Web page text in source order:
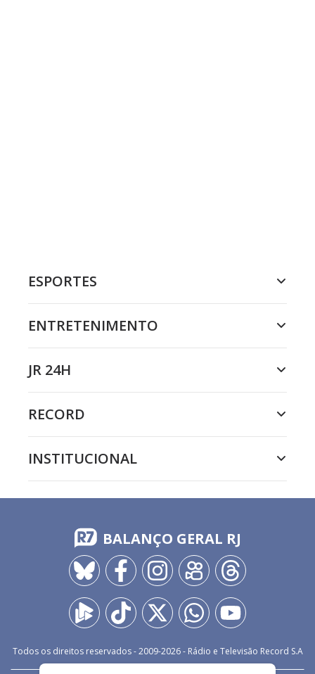
ESPORTES
ENTRETENIMENTO
JR 24H
RECORD
INSTITUCIONAL
BALANÇO GERAL RJ
Todos os direitos reservados - 2009-2026- Rádio e Televisão Record S.A